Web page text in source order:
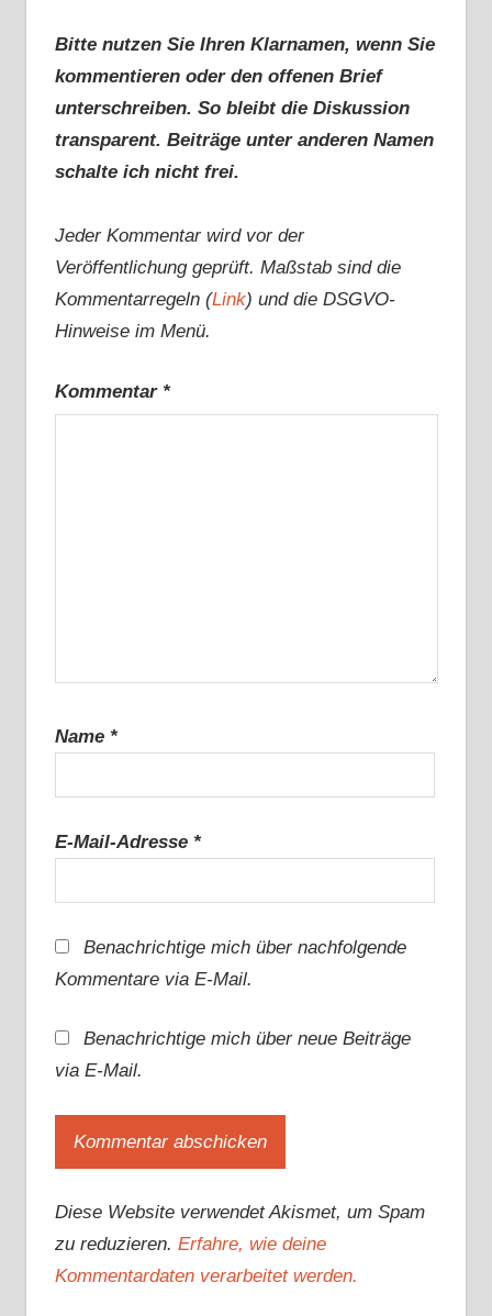
Bitte nutzen Sie Ihren Klarnamen, wenn Sie
kommentieren oder den offenen Brief
unterschreiben. So bleibt die Diskussion
transparent. Beiträge unter anderen Namen
schalte ich nicht frei.
Jeder Kommentar wird vor der
Veröffentlichung geprüft. Maßstab sind die
Kommentarregeln (Link) und die DSGVO-
Hinweise im Menü.
Kommentar *
Name *
E-Mail-Adresse *
Benachrichtige mich über nachfolgende
Kommentare via E-Mail.
Benachrichtige mich über neue Beiträge
via E-Mail.
Diese Website verwendet Akismet, um Spam
zu reduzieren. Erfahre, wie deine
Kommentardaten verarbeitet werden.